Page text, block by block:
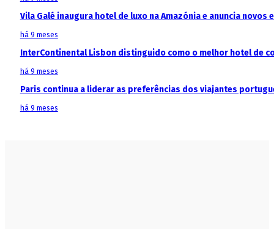
Vila Galé inaugura hotel de luxo na Amazónia e anuncia
há 9 meses
InterContinental Lisbon distinguido como o melhor hotel de
há 9 meses
Paris continua a liderar as preferências dos viajantes
há 9 meses